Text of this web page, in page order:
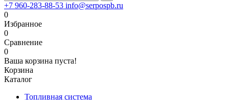
+7 960-283-88-53 info@serpospb.ru
0
Избранное
0
Сравнение
0
Ваша корзина пуста!
Корзина
Каталог
Топливная система